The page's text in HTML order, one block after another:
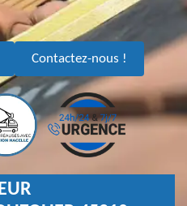
Contactez-nous !